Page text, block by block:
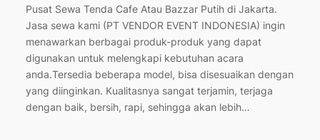
Pusat Sewa Tenda Cafe Atau Bazzar Putih di Jakarta.
Jasa sewa kami (PT VENDOR EVENT INDONESIA) ingin
menawarkan berbagai produk-produk yang dapat
digunakan untuk melengkapi kebutuhan acara
anda.Tersedia beberapa model, bisa disesuaikan dengan
yang diinginkan. Kualitasnya sangat terjamin, terjaga
dengan baik, bersih, rapi, sehingga akan lebih…